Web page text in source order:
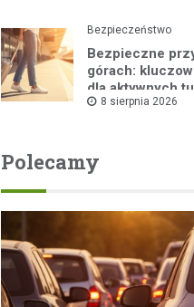
Bezpieczeństwo
Bezpieczne
górach:
dla aktywnych
8 sierpnia 2026
Polecamy